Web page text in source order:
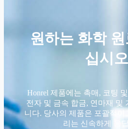
원하는 화학 원
십시
Honrel 제품에는 촉매, 코팅
전자 및 금속 합금, 연마재 및
니다. 당사의 제품은 포괄적이
리는 신속하게 응답